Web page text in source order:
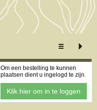
XS S L
Uitgebreide weergave
Minimale weergave
Om een bestelling te kunnen
plaatsen dient u ingelogd te zijn.
Klik hier om in te loggen